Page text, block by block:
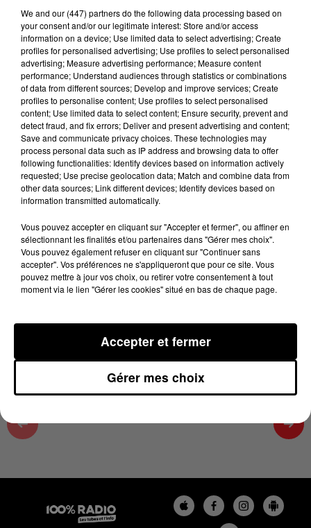
Lecture (2 min 16 sec)
100%
Les infos des Hautes-Pyrénées du 31/05/2026 à
31 mai 2026 - 2 min 16 sec
LES INFOS DES HAUTES-PYRÉNÉES DU
31/05/2026 À 07H00
Podcasts infos des Hautes-Pyrénées
We and our (447) partnersdo the following data processing based on
your consent and/or our legitimate interest: Store and/or access
information on a device; Use limited data to select advertising; Create
profiles for personalised advertising; Use profiles to select personalised
advertising; Measure advertising performance; Measure content
performance; Understand audiences through statistics or combinations
of data from different sources; Develop and improve services; Create
profiles to personalise content; Use profiles to select personalised
content; Use limited data to select content; Ensure security, prevent and
detect fraud, and fix errors; Deliver and present advertising and content;
Save and communicate privacy choices. These technologies may
process personal data such as IP address and browsing data to offer
following functionalities: Identify devices based on information actively
requested; Use precise geolocation data; Match and combine data from
other data sources; Link different devices; Identify devices based on
information transmitted automatically.
Vous pouvez accepter en cliquant sur "Accepter et fermer", ou affiner en
sélectionnant les finalités et/ou partenaires dans "Gérer mes choix".
Vous pouvez également refuser en cliquant sur "Continuer sans
accepter". Vos préférences ne s'appliqueront que pour ce site. Vous
pouvez mettre à jour vos choix, ou retirer votre consentement à tout
moment via le lien "Gérer les cookies" situé en bas de chaque page.
Gérer mes choix
Accepter et fermer